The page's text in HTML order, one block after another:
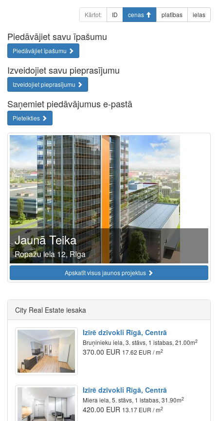
Kārtot: ID cenas platības ielas
Piedāvājiet savu īpašumu
Piedāvājiet īpašumu
Izveidojiet savu pieprasījumu
Izveidojiet pieprasījumu
Saņemiet piedāvājumus e-pastā
Pieteikties
Jaunā Teika
Ropažu iela 12, Rīga
Apskatīt visus jaunos projektus
City Real Estate iesaka
Izīrē dzīvokli Rīgā, Centrā
Bruņinieku iela, 3. stāvs, 1 istabas, 21.00m2
370.00 EUR 17.62 EUR / m2
Izīrē dzīvokli Rīgā, Centrā
Miera iela, 5. stāvs, 1 istabas, 31.90m2
420.00 EUR 13.17 EUR / m2